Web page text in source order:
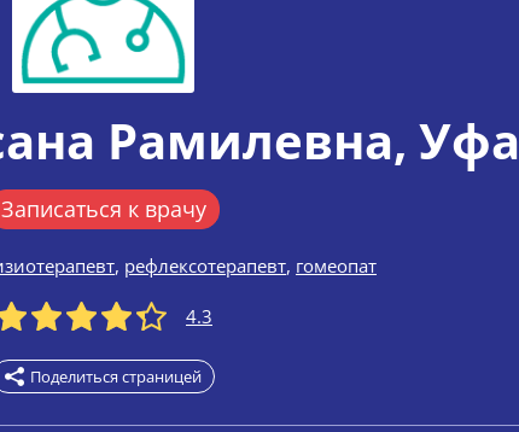
Рамилевна, Уфа
Записаться к врачу
, рефлексотерапевт, гомеопат
4.3
Поделиться страницей